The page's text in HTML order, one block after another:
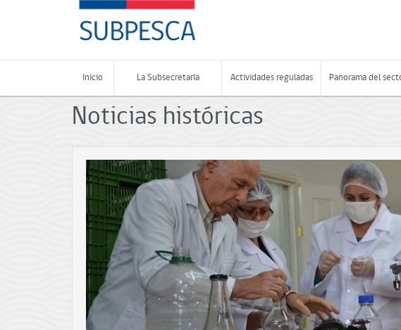
-
Subsecretaría
de
Pesca
Acuicultura
-
Chile
Inicio La Subsecretaría Actividades reguladas Panorama del
Noticias históricas